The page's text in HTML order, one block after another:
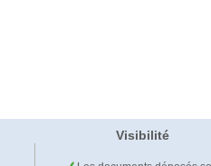
Visibilité